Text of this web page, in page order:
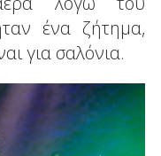
ένα ζήτημα,
για σαλόνια.